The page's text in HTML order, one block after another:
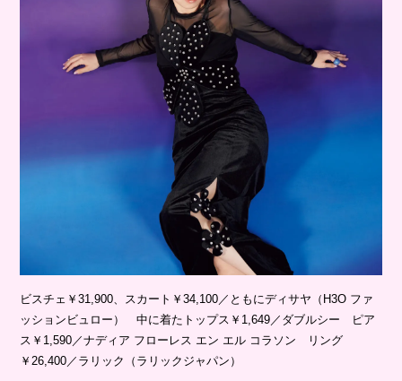
ビスチェ￥31,900、スカート￥34,100／ともにディサヤ（H3O ファ
ッションビュロー） 中に着たトップス￥1,649／ダブルシー ピア
ス￥1,590／ナディア フローレス エン エル コラソン リング
￥26,400／ラリック（ラリックジャパン）